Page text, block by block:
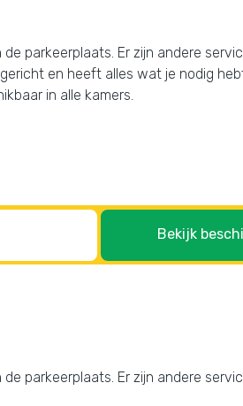
parkeerplaats. Er zijn andere
en heeft alles wat je nodig
in alle kamers.
Bekijk
parkeerplaats. Er zijn andere